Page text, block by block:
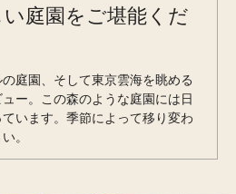
庭園をご堪能くだ
庭園、そして東京雲海を眺める
ー。この森のような庭園には日
います。季節によって移り変わ
。